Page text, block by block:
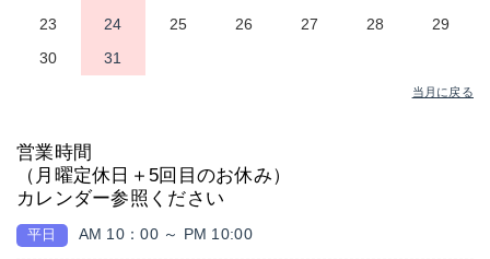
23
24 25 26 27 28
29
30
31
当月に戻る
営業時間
（月曜定休日＋5回目のお休み）
カレンダー参照ください
平日 AM 10：00 ～ PM 10:00